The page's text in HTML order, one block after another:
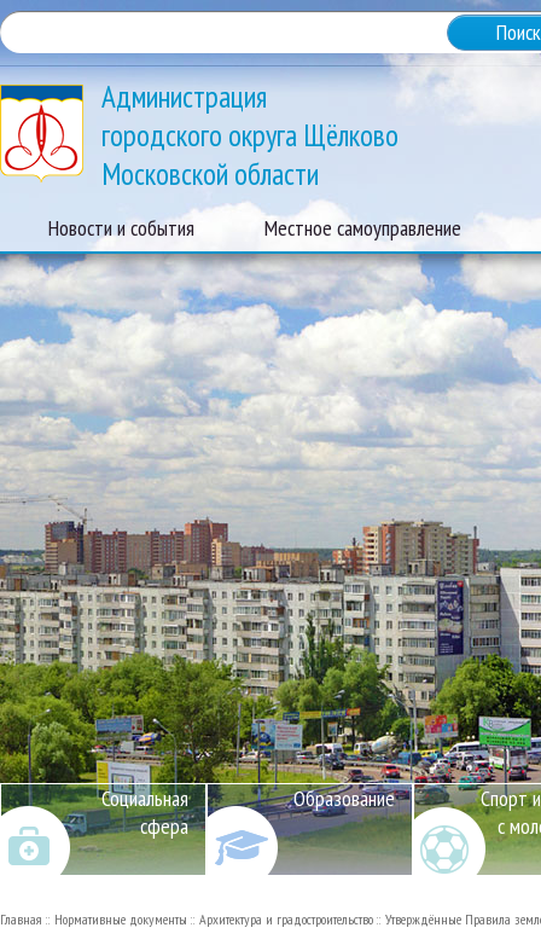
Администрация
городского округа Щёлково
Московской области
Новости и события Местное самоуправление
Социальная
сфера
Образование
Спорт
с
Главная Нормативные документы Архитектура и градостроительство Утверждённые Правила